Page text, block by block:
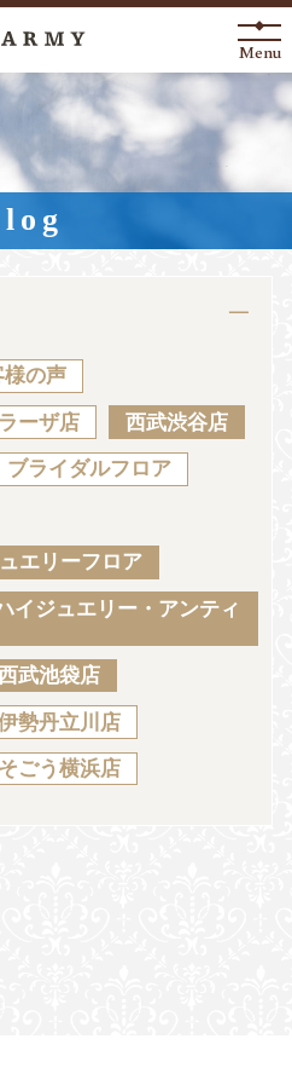
Arrival
Ring
Catalog
CH KO
Menu
様の声
ーザ店 西武渋谷店
ライダルフロア
エリーフロア
ジュエリー・アンティ
武池袋店
勢丹立川店
そごう横浜店